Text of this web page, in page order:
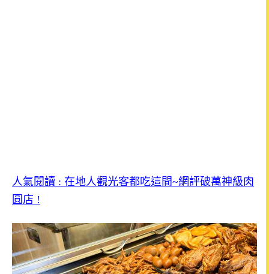
人氣閱讀 : 在地人觀光客都吃這間~網評破萬神級肉
圓店 !